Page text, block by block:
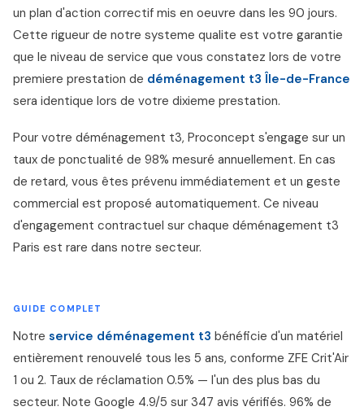
un plan d'action correctif mis en oeuvre dans les 90 jours.
Cette rigueur de notre systeme qualite est votre garantie
que le niveau de service que vous constatez lors de votre
premiere prestation de déménagement t3 Île-de-France
sera identique lors de votre dixieme prestation.
Pour votre déménagement t3, Proconcept s'engage sur un
taux de ponctualité de 98% mesuré annuellement. En cas
de retard, vous êtes prévenu immédiatement et un geste
commercial est proposé automatiquement. Ce niveau
d'engagement contractuel sur chaque déménagement t3
Paris est rare dans notre secteur.
GUIDE COMPLET
Notre service déménagement t3 bénéficie d'un matériel
entièrement renouvelé tous les 5 ans, conforme ZFE Crit'Air
1 ou 2. Taux de réclamation 0.5% — l'un des plus bas du
secteur. Note Google 4.9/5 sur 347 avis vérifiés. 96% de